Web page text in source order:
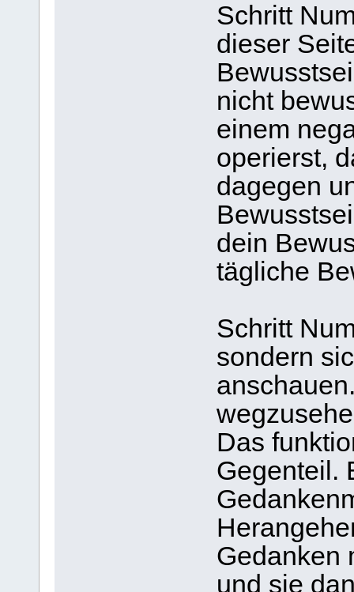
Schritt
dieser
nicht
einem
operierst,
dagegen
dein
tägliche
Schritt
sondern
Das
Gegenteil.
Gedanken
und sie